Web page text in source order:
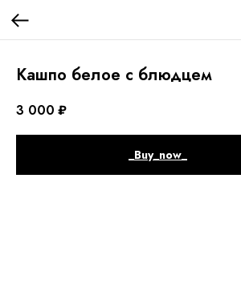
Кашпо белое с блюдцем
3 000 ₽
_Buy_now_